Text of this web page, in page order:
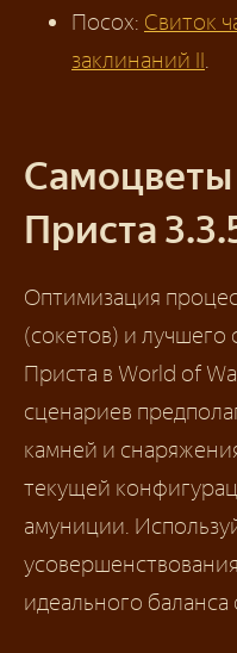
Посох: Свиток
заклинаний II.
Приста
Оптимизация
(сокетов) и
Приста в World of
сценариев
камней и
текущей
амуниции.
идеального